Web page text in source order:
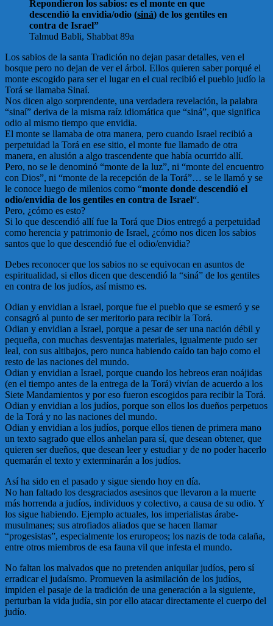
Repondieron los sabios: es el monte en que
descendió la envidia/odio (siná) de los gentiles en
contra de Israel”
Talmud Babli, Shabbat 89a
Los sabios de la santa Tradición no dejan pasar detalles, ven el
bosque pero no dejan de ver el árbol. Ellos quieren saber porqué el
monte escogido para ser el lugar en el cual recibió el pueblo judío la
Torá se llamaba Sinaí.
Nos dicen algo sorprendente, una verdadera revelación, la palabra
“sinaí” deriva de la misma raíz idiomática que “siná”, que significa
odio al mismo tiempo que envidia.
El monte se llamaba de otra manera, pero cuando Israel recibió a
perpetuidad la Torá en ese sitio, el monte fue llamado de otra
manera, en alusión a algo trascendente que había ocurrido allí.
Pero, no se le denominó “monte de la luz”, ni “monte del encuentro
con Dios”, ni “monte de la recepción de la Torá”… se le llamó y se
le conoce luego de milenios como “monte donde descendió el
odio/envidia de los gentiles en contra de Israel“.
Pero, ¿cómo es esto?
Si lo que descendió allí fue la Torá que Dios entregó a perpetuidad
como herencia y patrimonio de Israel, ¿cómo nos dicen los sabios
santos que lo que descendió fue el odio/envidia?
Debes reconocer que los sabios no se equivocan en asuntos de
espiritualidad, si ellos dicen que descendió la “siná” de los gentiles
en contra de los judíos, así mismo es.
Odian y envidian a Israel, porque fue el pueblo que se esmeró y se
consagró al punto de ser meritorio para recibir la Torá.
Odian y envidian a Israel, porque a pesar de ser una nación débil y
pequeña, con muchas desventajas materiales, igualmente pudo ser
leal, con sus altibajos, pero nunca habiendo caído tan bajo como el
resto de las naciones del mundo.
Odian y envidian a Israel, porque cuando los hebreos eran noájidas
(en el tiempo antes de la entrega de la Torá) vivían de acuerdo a los
Siete Mandamientos y por eso fueron escogidos para recibir la Torá.
Odian y envidian a los judíos, porque son ellos los dueños perpetuos
de la Torá y no las naciones del mundo.
Odian y envidian a los judíos, porque ellos tienen de primera mano
un texto sagrado que ellos anhelan para sí, que desean obtener, que
quieren ser dueños, que desean leer y estudiar y de no poder hacerlo
quemarán el texto y exterminarán a los judíos.
Así ha sido en el pasado y sigue siendo hoy en día.
No han faltado los desgraciados asesinos que llevaron a la muerte
más horrenda a judíos, individuos y colectivo, a causa de su odio. Y
los sigue habiendo. Ejemplo actuales, los imperialistas árabe-
musulmanes; sus atrofiados aliados que se hacen llamar
“progesistas”, especialmente los eruropeos; los nazis de toda calaña,
entre otros miembros de esa fauna vil que infesta el mundo.
No faltan los malvados que no pretenden aniquilar judíos, pero sí
erradicar el judaísmo. Promueven la asimilación de los judíos,
impiden el pasaje de la tradición de una generación a la siguiente,
perturban la vida judía, sin por ello atacar directamente el cuerpo del
judío.